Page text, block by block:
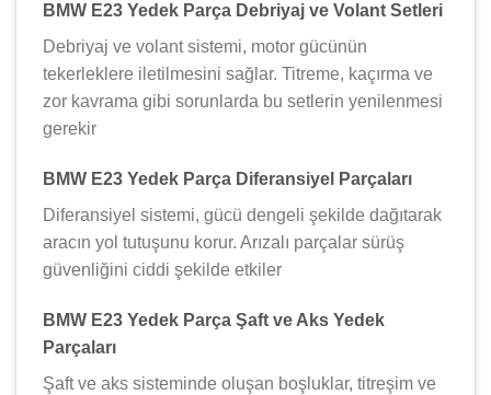
BMW E23 Yedek Parça Debriyaj ve Volant Setleri
Debriyaj ve volant sistemi, motor gücünün
tekerleklere iletilmesini sağlar. Titreme, kaçırma ve
zor kavrama gibi sorunlarda bu setlerin yenilenmesi
gerekir
BMW E23 Yedek Parça Diferansiyel Parçaları
Diferansiyel sistemi, gücü dengeli şekilde dağıtarak
aracın yol tutuşunu korur. Arızalı parçalar sürüş
güvenliğini ciddi şekilde etkiler
BMW E23 Yedek Parça Şaft ve Aks Yedek
Parçaları
Şaft ve aks sisteminde oluşan boşluklar, titreşim ve